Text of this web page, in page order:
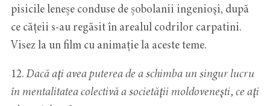
pisicile leneșe conduse de șobolanii ingenioşi, după
ce cățeii s-au regăsit în arealul codrilor carpatini.
Visez la un film cu animație la aceste teme.
12.Dacă aţi avea puterea de a schimba un singur lucru
în mentalitatea colectivă a societăţii moldoveneşti, ce aţi